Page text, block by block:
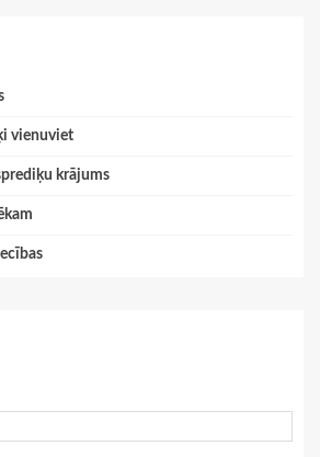
vienuviet
krājums